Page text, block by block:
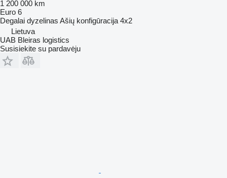
1 200 000 km
Euro 6
Degalai dyzelinas Ašių konfigūracija 4x2
Lietuva
UAB Bleiras logistics
Susisiekite su pardavėju